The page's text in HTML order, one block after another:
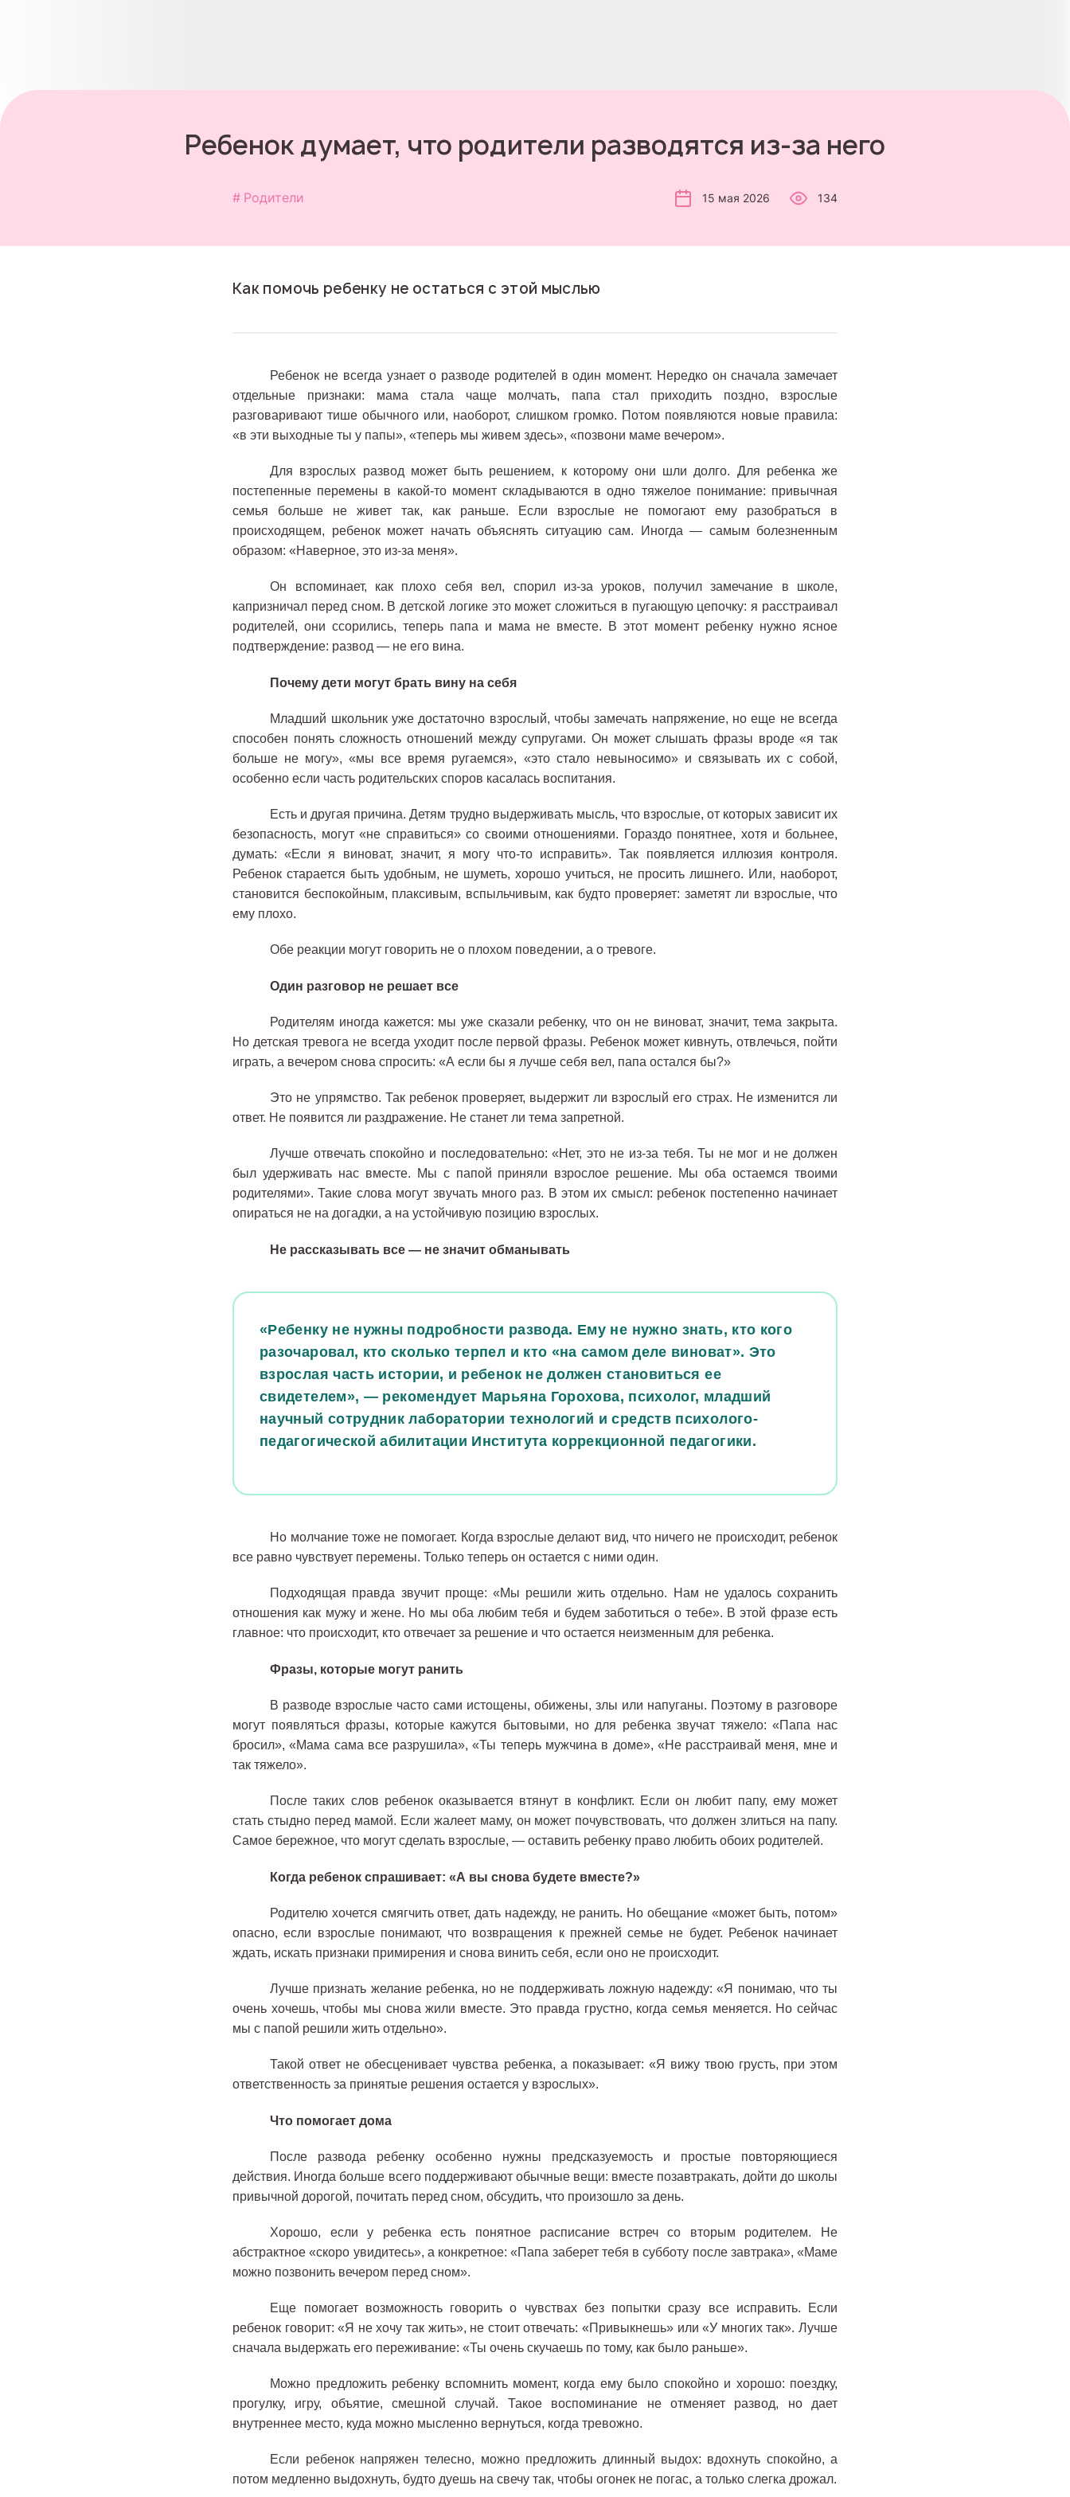
Ребенок думает, что родители разводятся из-за него
Родители 15 мая 2026 134
Как помочь ребенку не остаться с этой мыслью
Ребенок не всегда узнает о разводе родителей в один момент. Нередко он сначала замечает
отдельные признаки: мама стала чаще молчать, папа стал приходить поздно, взрослые
разговаривают тише обычного или, наоборот, слишком громко. Потом появляются новые правила:
«в эти выходные ты у папы», «теперь мы живем здесь», «позвони маме вечером».
Для взрослых развод может быть решением, к которому они шли долго. Для ребенка же
постепенные перемены в какой-то момент складываются в одно тяжелое понимание: привычная
семья больше не живет так, как раньше. Если взрослые не помогают ему разобраться в
происходящем, ребенок может начать объяснять ситуацию сам. Иногда — самым болезненным
образом: «Наверное, это из-за меня».
Он вспоминает, как плохо себя вел, спорил из-за уроков, получил замечание в школе,
капризничал перед сном. В детской логике это может сложиться в пугающую цепочку: я расстраивал
родителей, они ссорились, теперь папа и мама не вместе. В этот момент ребенку нужно ясное
подтверждение: развод — не его вина.
Почему дети могут брать вину на себя
Младший школьник уже достаточно взрослый, чтобы замечать напряжение, но еще не всегда
способен понять сложность отношений между супругами. Он может слышать фразы вроде «я так
больше не могу», «мы все время ругаемся», «это стало невыносимо» и связывать их с собой,
особенно если часть родительских споров касалась воспитания.
Есть и другая причина. Детям трудно выдерживать мысль, что взрослые, от которых зависит их
безопасность, могут «не справиться» со своими отношениями. Гораздо понятнее, хотя и больнее,
думать: «Если я виноват, значит, я могу что-то исправить». Так появляется иллюзия контроля.
Ребенок старается быть удобным, не шуметь, хорошо учиться, не просить лишнего. Или, наоборот,
становится беспокойным, плаксивым, вспыльчивым, как будто проверяет: заметят ли взрослые, что
ему плохо.
Обе реакции могут говорить не о плохом поведении, а о тревоге.
Один разговор не решает все
Родителям иногда кажется: мы уже сказали ребенку, что он не виноват, значит, тема закрыта.
Но детская тревога не всегда уходит после первой фразы. Ребенок может кивнуть, отвлечься, пойти
играть, а вечером снова спросить: «А если бы я лучше себя вел, папа остался бы?»
Это не упрямство. Так ребенок проверяет, выдержит ли взрослый его страх. Не изменится ли
ответ. Не появится ли раздражение. Не станет ли тема запретной.
Лучше отвечать спокойно и последовательно: «Нет, это не из-за тебя. Ты не мог и не должен
был удерживать нас вместе. Мы с папой приняли взрослое решение. Мы оба остаемся твоими
родителями». Такие слова могут звучать много раз. В этом их смысл: ребенок постепенно начинает
опираться не на догадки, а на устойчивую позицию взрослых.
Не рассказывать все— не значит обманывать
«Ребенку не нужны подробности развода. Ему не нужно знать, кто кого
разочаровал, кто сколько терпел и кто «на самом деле виноват». Это
взрослая часть истории, и ребенок не должен становиться ее
свидетелем», — рекомендует Марьяна Горохова, психолог, младший
научный сотрудник лаборатории технологий и средств психолого-
педагогической абилитации Института коррекционной педагогики.
Но молчание тоже не помогает. Когда взрослые делают вид, что ничего не происходит, ребенок
все равно чувствует перемены. Только теперь он остается с ними один.
Подходящая правда звучит проще: «Мы решили жить отдельно. Нам не удалось сохранить
отношения как мужу и жене. Но мы оба любим тебя и будем заботиться о тебе». В этой фразе есть
главное: что происходит, кто отвечает за решение и что остается неизменным для ребенка.
Фразы, которые могут ранить
В разводе взрослые часто сами истощены, обижены, злы или напуганы. Поэтому в разговоре
могут появляться фразы, которые кажутся бытовыми, но для ребенка звучат тяжело: «Папа нас
бросил», «Мама сама все разрушила», «Ты теперь мужчина в доме», «Не расстраивай меня, мне и
так тяжело».
После таких слов ребенок оказывается втянут в конфликт. Если он любит папу, ему может
стать стыдно перед мамой. Если жалеет маму, он может почувствовать, что должен злиться на папу.
Самое бережное, что могут сделать взрослые, — оставить ребенку право любить обоих родителей.
Когда ребенок спрашивает: «А вы снова будете вместе?»
Родителю хочется смягчить ответ, дать надежду, не ранить. Но обещание «может быть, потом»
опасно, если взрослые понимают, что возвращения к прежней семье не будет. Ребенок начинает
ждать, искать признаки примирения и снова винить себя, если оно не происходит.
Лучше признать желание ребенка, но не поддерживать ложную надежду: «Я понимаю, что ты
очень хочешь, чтобы мы снова жили вместе. Это правда грустно, когда семья меняется. Но сейчас
мы с папой решили жить отдельно».
Такой ответ не обесценивает чувства ребенка, а показывает: «Я вижу твою грусть, при этом
ответственность за принятые решения остается у взрослых».
Что помогает дома
После развода ребенку особенно нужны предсказуемость и простые повторяющиеся
действия. Иногда больше всего поддерживают обычные вещи: вместе позавтракать, дойти до школы
привычной дорогой, почитать перед сном, обсудить, что произошло за день.
Хорошо, если у ребенка есть понятное расписание встреч со вторым родителем. Не
абстрактное «скоро увидитесь», а конкретное: «Папа заберет тебя в субботу после завтрака», «Маме
можно позвонить вечером перед сном».
Еще помогает возможность говорить о чувствах без попытки сразу все исправить. Если
ребенок говорит: «Я не хочу так жить», не стоит отвечать: «Привыкнешь» или «У многих так». Лучше
сначала выдержать его переживание: «Ты очень скучаешь по тому, как было раньше».
Можно предложить ребенку вспомнить момент, когда ему было спокойно и хорошо: поездку,
прогулку, игру, объятие, смешной случай. Такое воспоминание не отменяет развод, но дает
внутреннее место, куда можно мысленно вернуться, когда тревожно.
Если ребенок напряжен телесно, можно предложить длинный выдох: вдохнуть спокойно, а
потом медленно выдохнуть, будто дуешь на свечу так, чтобы огонек не погас, а только слегка дрожал.